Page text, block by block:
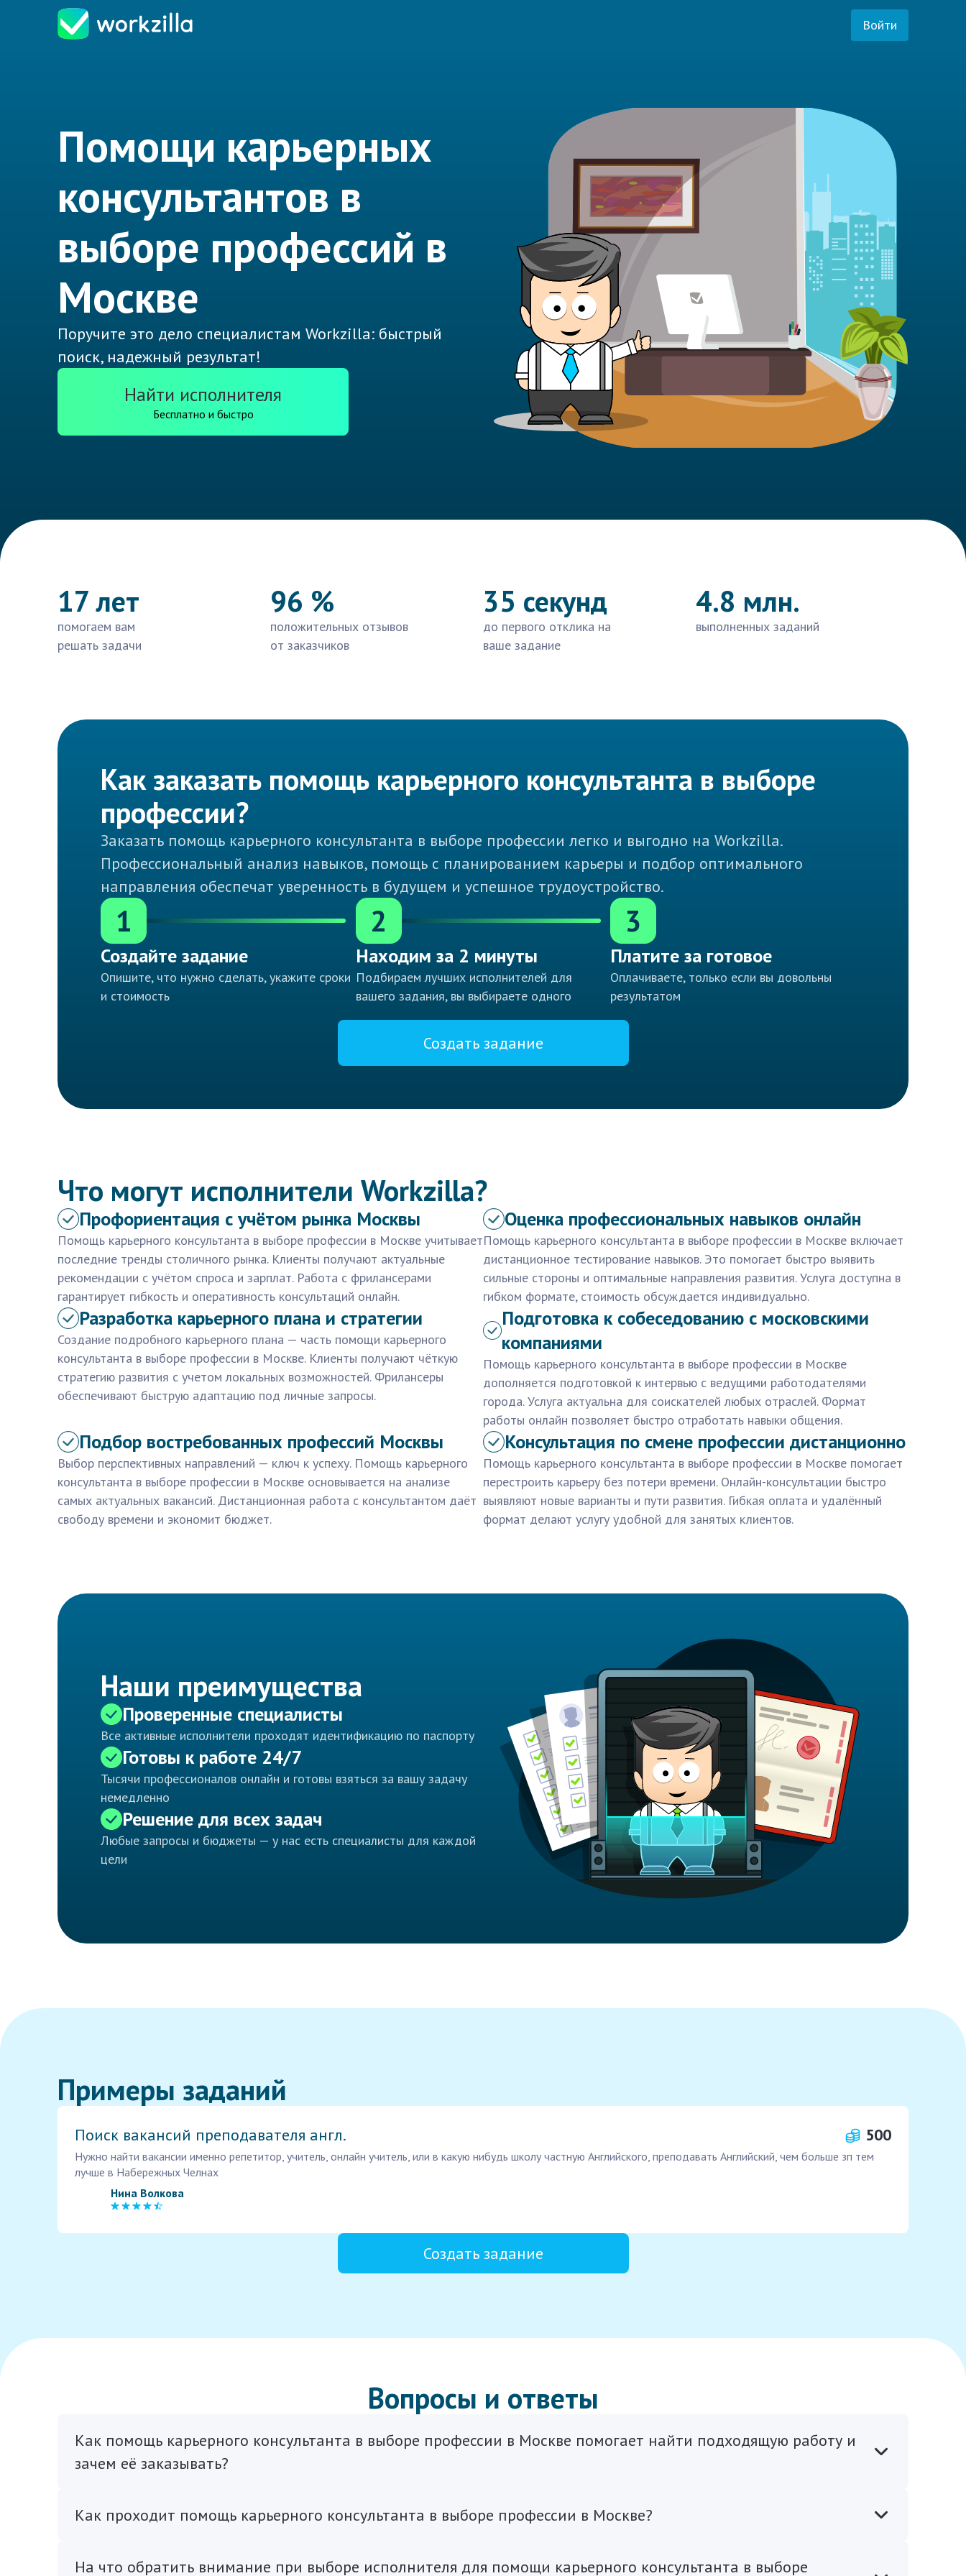
Войти
Помощи карьерных
консультантов в
выборе профессий в
Москве
Поручите это дело специалистам Workzilla: быстрый
поиск, надежный результат!
Найти исполнителя
Бесплатно и быстро
17 лет
помогаем вам
решать задачи
96 %
положительных отзывов
от заказчиков
35 секунд
до первого отклика на
ваше задание
4.8 млн.
выполненных заданий
Как заказать помощь карьерного консультанта в выборе
профессии?
Заказать помощь карьерного консультанта в выборе профессии легко и выгодно на Workzilla.
Профессиональный анализ навыков, помощь с планированием карьеры и подбор оптимального
направления обеспечат уверенность в будущем и успешное трудоустройство.
1
Создайте задание
Опишите, что нужно сделать, укажите сроки
и стоимость
2
Находим за 2 минуты
Подбираем лучших исполнителей для
вашего задания, вы выбираете одного
3
Платите за готовое
Оплачиваете, только если вы довольны
результатом
Создать задание
Что могут исполнители Workzilla?
Профориентация с учётом рынка Москвы
Помощь карьерного консультанта в выборе профессии в Москве учитывает
последние тренды столичного рынка. Клиенты получают актуальные
рекомендации с учётом спроса и зарплат. Работа с фрилансерами
гарантирует гибкость и оперативность консультаций онлайн.
Оценка профессиональных навыков онлайн
Помощь карьерного консультанта в выборе профессии в Москве включает
дистанционное тестирование навыков. Это помогает быстро выявить
сильные стороны и оптимальные направления развития. Услуга доступна в
гибком формате, стоимость обсуждается индивидуально.
Разработка карьерного плана и стратегии
Создание подробного карьерного плана — часть помощи карьерного
консультанта в выборе профессии в Москве. Клиенты получают чёткую
стратегию развития с учетом локальных возможностей. Фрилансеры
обеспечивают быструю адаптацию под личные запросы.
Подготовка к собеседованию с московскими
компаниями
Помощь карьерного консультанта в выборе профессии в Москве
дополняется подготовкой к интервью с ведущими работодателями
города. Услуга актуальна для соискателей любых отраслей. Формат
работы онлайн позволяет быстро отработать навыки общения.
Подбор востребованных профессий Москвы
Выбор перспективных направлений — ключ к успеху. Помощь карьерного
консультанта в выборе профессии в Москве основывается на анализе
самых актуальных вакансий. Дистанционная работа с консультантом даёт
свободу времени и экономит бюджет.
Консультация по смене профессии дистанционно
Помощь карьерного консультанта в выборе профессии в Москве помогает
перестроить карьеру без потери времени. Онлайн-консультации быстро
выявляют новые варианты и пути развития. Гибкая оплата и удалённый
формат делают услугу удобной для занятых клиентов.
Наши преимущества
Проверенные специалисты
Все активные исполнители проходят идентификацию по паспорту
Готовы к работе 24/7
Тысячи профессионалов онлайн и готовы взяться за вашу задачу
немедленно
Решение для всех задач
Любые запросы и бюджеты — у нас есть специалисты для каждой
цели
Примеры заданий
Поиск вакансий преподавателя англ. 500
Нужно найти вакансии именно репетитор, учитель, онлайн учитель, или в какую нибудь школу частную Английского, преподавать Английский, чем больше зп тем
лучше в Набережных Челнах
Нина Волкова
Создать задание
Вопросы и ответы
Как помощь карьерного консультанта в выборе профессии в Москве помогает найти подходящую работу и
зачем её заказывать?
Как проходит помощь карьерного консультанта в выборе профессии в Москве?
На что обратить внимание при выборе исполнителя для помощи карьерного консультанта в выборе